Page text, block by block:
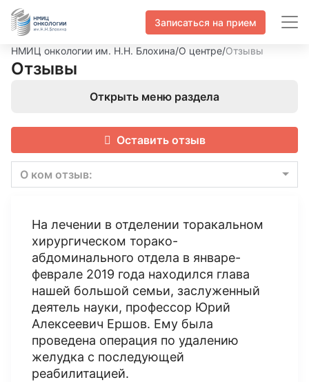
Записаться на прием
НМИЦ онкологии им. Н.Н. Блохина/О центре/Отзывы
Отзывы
Открыть меню раздела
Оставить отзыв
О ком отзыв:
На лечении в отделении торакальном
хирургическом торако-
абдоминального отдела в январе-
феврале 2019 года находился глава
нашей большой семьи, заслуженный
деятель науки, профессор Юрий
Алексеевич Ершов. Ему была
проведена операция по удалению
желудка с последующей
реабилитацией.